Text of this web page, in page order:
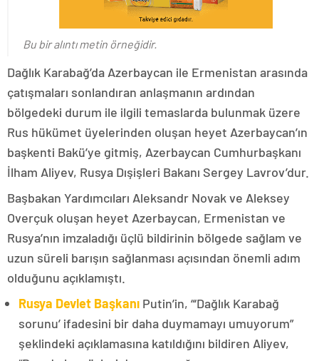
Bu bir alıntı metin örneğidir.
Dağlık Karabağ’da Azerbaycan ile Ermenistan arasında
çatışmaları sonlandıran anlaşmanın ardından
bölgedeki durum ile ilgili temaslarda bulunmak üzere
Rus hükümet üyelerinden oluşan heyet Azerbaycan’ın
başkenti Bakü’ye gitmiş, Azerbaycan Cumhurbaşkanı
İlham Aliyev, Rusya Dışişleri Bakanı Sergey Lavrov’dur.
Başbakan Yardımcıları Aleksandr Novak ve Aleksey
Overçuk oluşan heyet Azerbaycan, Ermenistan ve
Rusya’nın imzaladığı üçlü bildirinin bölgede sağlam ve
uzun süreli barışın sağlanması açısından önemli adım
olduğunu açıklamıştı.
Rusya Devlet Başkanı Putin’in, “‘Dağlık Karabağ
sorunu’ ifadesini bir daha duymamayı umuyorum”
şeklindeki açıklamasına katıldığını bildiren Aliyev,